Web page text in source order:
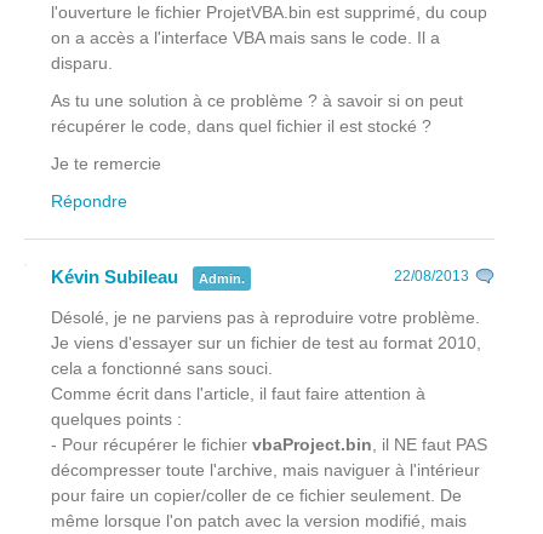
l'ouverture le fichier ProjetVBA.bin est supprimé, du coup
on a accès a l'interface VBA mais sans le code. Il a
disparu.
As tu une solution à ce problème ? à savoir si on peut
récupérer le code, dans quel fichier il est stocké ?
Je te remercie
Répondre
Kévin Subileau Admin. 22/08/2013
Désolé, je ne parviens pas à reproduire votre problème.
Je viens d'essayer sur un fichier de test au format 2010,
cela a fonctionné sans souci.
Comme écrit dans l'article, il faut faire attention à
quelques points :
- Pour récupérer le fichier vbaProject.bin , il NE faut PAS
décompresser toute l'archive, mais naviguer à l'intérieur
pour faire un copier/coller de ce fichier seulement. De
même lorsque l'on patch avec la version modifié, mais